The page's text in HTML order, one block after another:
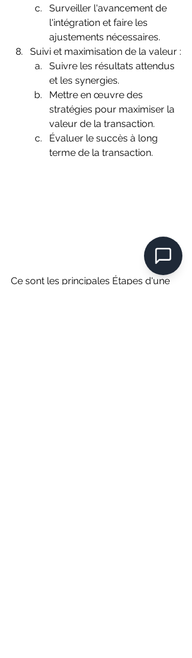
Surveiller l'avancement de
l'intégration et faire les
ajustements nécessaires.
Suivi et maximisation de la valeur :
Suivre les résultats attendus
et les synergies.
Mettre en œuvre des
stratégies pour maximiser la
valeur de la transaction.
Évaluer le succès à long
terme de la transaction.
Ce sont les principales Étapes d'une